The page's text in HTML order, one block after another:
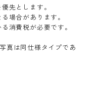
先とします。
場合があります。
消費税が必要です。
真は同仕様タイプであ